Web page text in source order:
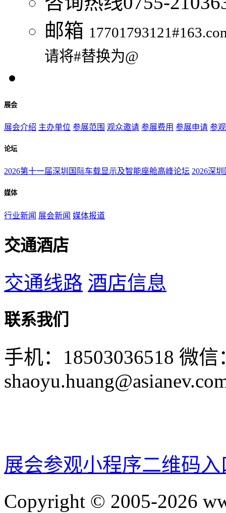
邮箱
请将#替换为@
展会
展会介绍 主办单位 参展范围 观众邀请 参展费用 参展申请 参
论坛
2026第十一届深圳国际车载显示及智能座舱高峰论坛 2026深
媒体
行业新闻 展会新闻 媒体报道
交通酒店
交通线路 酒店信息
联系我们
手机：18503036518 微信
展会参观小程序二维码入
Copyright © 2005-2026